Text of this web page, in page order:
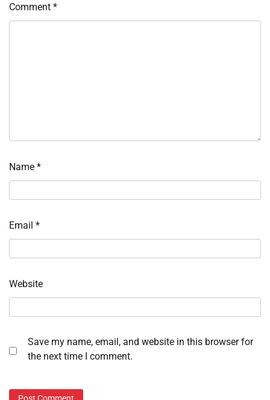
Comment *
Name *
Email *
Website
Save my name, email, and website in this browser for
the next time I comment.